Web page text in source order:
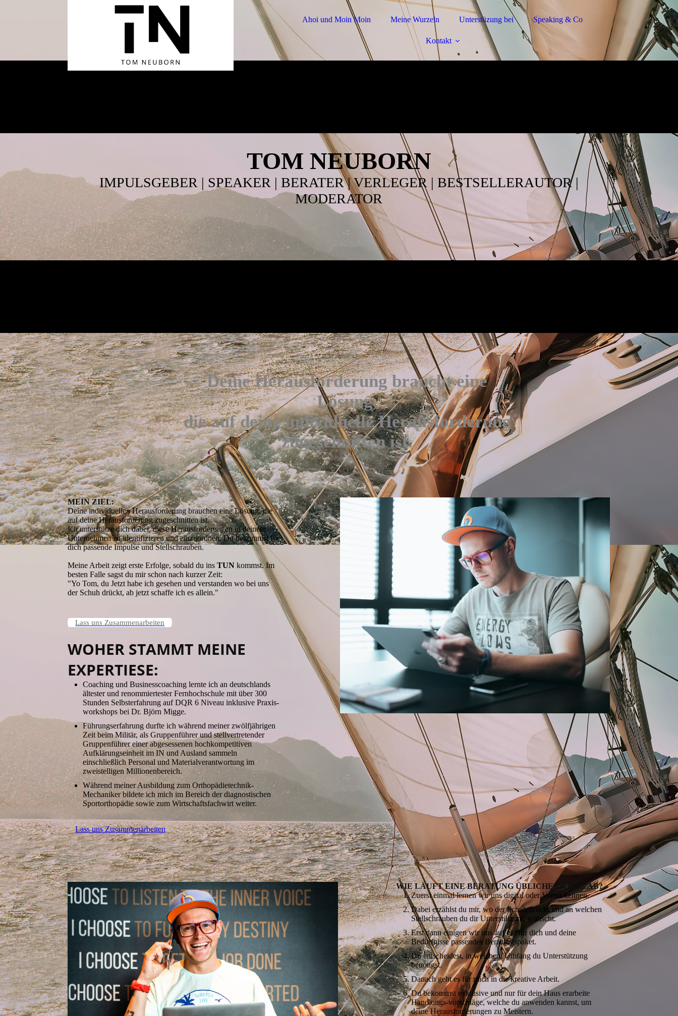
Ahoi und Moin Moin Meine Wurzeln Unterstüzung bei Speaking & Co
Kontakt
TOM NEUBORN
IMPULSGEBER | SPEAKER | BERATER | VERLEGER | BESTSELLERAUTOR |
MODERATOR
Deine Herausforderung braucht eine
Lösung,
die auf deine individuelle Herausforderung
zugeschnitten ist.
MEIN ZIEL:
Deine individuellen Herausforderung brauchen eine Lösung, die
auf deine Herausforderung zugeschnitten ist.
Ich unterstütze dich dabei, diese Herausforderungen in deinem
Unternehmen zu identifizieren und einzuordnen. Du bekommst für
dich passende Impulse und Stellschrauben.
Meine Arbeit zeigt erste Erfolge, sobald du insTUN kommst. Im
besten Falle sagst du mir schon nach kurzer Zeit:
"Yo Tom, du Jetzt habe ich gesehen und verstanden wo bei uns
der Schuh drückt, ab jetzt schaffe ich es allein."
Lass uns Zusammenarbeiten
WOHER STAMMT MEINE
EXPERTIESE:
Coaching und Businesscoaching lernte ich an deutschlands
ältester und renommiertester Fernhochschule mit über 300
Stunden Selbsterfahrung auf DQR 6 Niveau inklusive Praxis-
workshops bei Dr. Björn Migge.
Führungserfahrung durfte ich während meiner zwölfjährigen
Zeit beim Militär, als Gruppenführer und stellvertretender
Gruppenführer einer abgesessenen hochkompetitiven
Aufklärungseinheit im IN und Ausland sammeln
einschließlich Personal und Materialverantwortung im
zweistelligen Millionenbereich.
Während meiner Ausbildung zum Orthopädietechnik-
Mechaniker bildete ich mich im Bereich der diagnostischen
Sportorthopädie sowie zum Wirtschaftsfachwirt weiter.
Lass uns Zusammenarbeiten
WIE LÄUFT EINE BERATUNG ÜBLICHERWEISE AB?
Zuerst einmal lernen wir uns digital oder Vorort kennen.
Dabei erzählst du mir, wo der Schuh drückt und an welchen
Stellschrauben du dir Unterstützung wünscht.
Erst dann einigen wir uns auf ein für dich und deine
Bedürfnisse passendes Beratungspaket.
Du entscheidest, in welchem Umfang du Unterstützung
benötigst.
Danach geht es für mich in die kreative Arbeit.
Du bekommst exklusive und nur für dein Haus erarbeite
Handlungs-vorschläge, welche du anwenden kannst, um
deine Herausforderungen zu Meistern.